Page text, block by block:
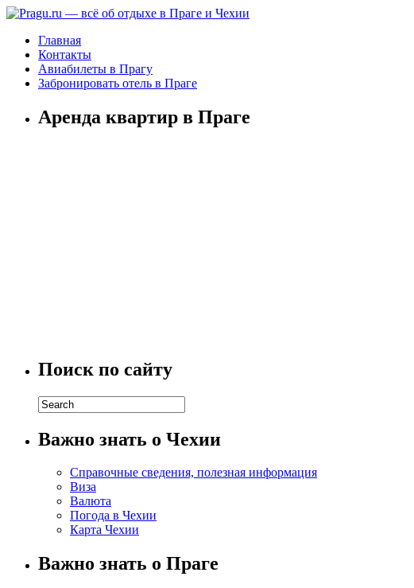
Главная
Контакты
Авиабилеты в Прагу
Забронировать отель в Праге
Аренда квартир в Праге
Поиск по сайту
Важно знать о Чехии
Справочные сведения, полезная информация
Виза
Валюта
Погода в Чехии
Карта Чехии
Важно знать о Праге